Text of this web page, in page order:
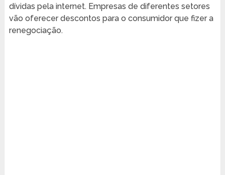
dívidas pela internet. Empresas de diferentes setores
vão oferecer descontos para o consumidor que fizer a
renegociação.